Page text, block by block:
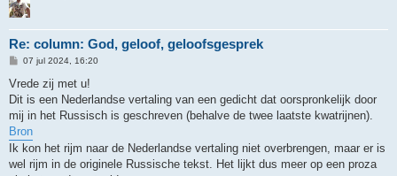
Re: column: God, geloof, geloofsgesprek
B
r
c
h
t
07 jul 2024, 16:20
Vrede zij met u!
Dit is een Nederlandse vertaling van een gedicht dat oorspronkelijk door
mij in het Russisch is geschreven (behalve de twee laatste kwatrijnen).
Bron
Ik kon het rijm naar de Nederlandse vertaling niet overbrengen, maar er is
wel rijm in de originele Russische tekst. Het lijkt dus meer op een proza